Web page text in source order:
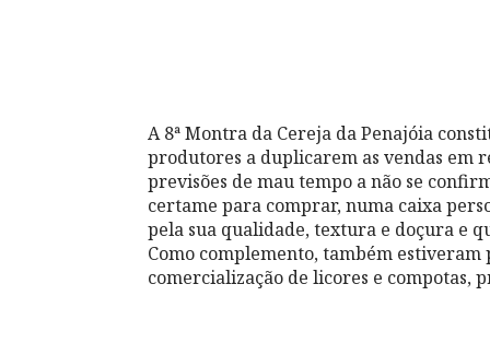
A 8ª Montra da Cereja da Penajóia
produtores a duplicarem as vendas em
previsões de mau tempo a não se
certame para comprar, numa caixa
pela sua qualidade, textura e doçura e
Como complemento, também
comercialização de licores e compotas,